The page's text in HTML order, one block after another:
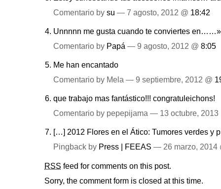
Comentario by su — 7 agosto, 2012 @ 18:42
Unnnnn me gusta cuando te conviertes
Comentario by Papá — 9 agosto, 2012 @ 8:05
Me han encantado
Comentario by Mela — 9 septiembre, 2012 @
que trabajo mas fantástico!!! congratuleichons!
Comentario by pepepijama — 13 octubre,
[…] 2012 Flores en el Ático: Tumores verdes y
Pingback by Press | FEEAS — 26 marzo, 2014
RSS feed for comments on this post.
Sorry, the comment form is closed at this time.